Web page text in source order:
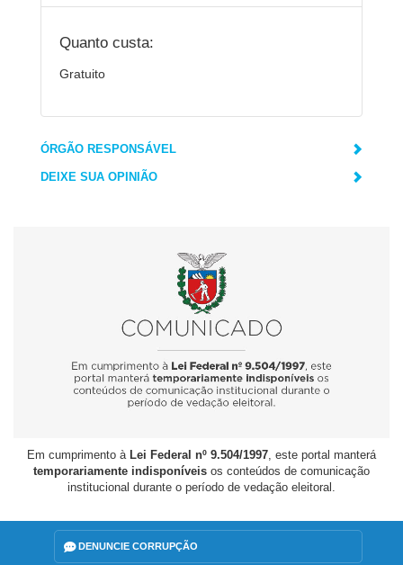
Quanto custa:
Gratuito
ÓRGÃO RESPONSÁVEL
DEIXE SUA OPINIÃO
Em cumprimento à Lei Federal nº 9.504/1997, este portal manterá
temporariamente indisponíveis os conteúdos de comunicação
institucional durante o período de vedação eleitoral.
DENUNCIE CORRUPÇÃO